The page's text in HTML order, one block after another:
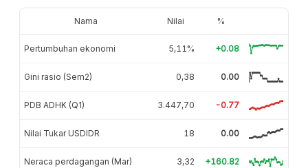
Nama Nilai %
Pertumbuhan ekonomi 5,11% +0.08
Gini rasio (Sem2) 0,38 0.00
PDB ADHK (Q1) 3.447,70 -0.77
Nilai Tukar USDIDR 18 0.00
Neraca perdagangan (Mar) 3,32 +160.82